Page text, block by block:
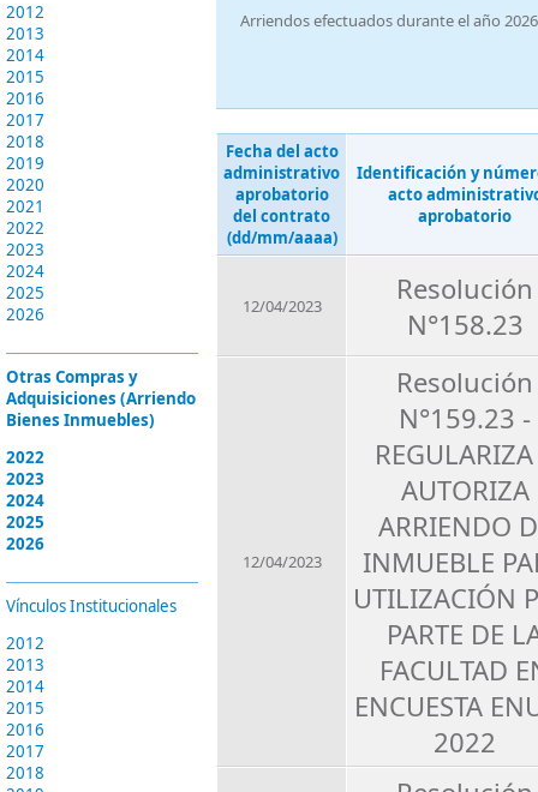
2012
2013
2014
2015
2016
2017
2018
2019
2020
2021
2022
2023
2024
2025
2026
Otras Compras y
Adquisiciones (Arriendo
Bienes Inmuebles)
2022
2023
2024
2025
2026
Vínculos Institucionales
2012
2013
2014
2015
2016
2017
2018
Arriendos efectuados durante el año
Fecha del acto
administrativo
aprobatorio
del contrato
(dd/mm/aaaa)
Identificación y
acto
aprobatorio
12/04/2023
Resolución
N°158.23
12/04/2023
Resolución
N°159.23 -
AUTORIZA
ARRIENDO
INMUEBLE
UTILIZACIÓN
PARTE DE
FACULTAD
ENCUESTA
2022